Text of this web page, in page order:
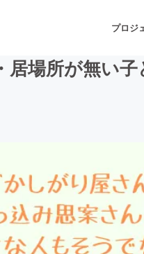
プロジ
音楽
ト ゲーム・サ
書籍・雑誌
居場所が無い